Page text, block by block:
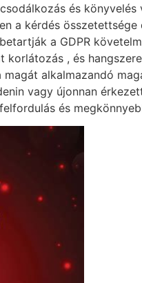
és
a kérdés
a GDPR
korlátozás , és
alkalmazandó
vagy újonnan
és